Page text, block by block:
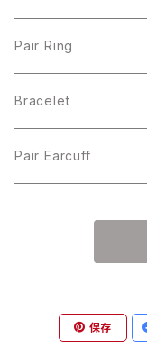
Pair Ring
Bracelet
Pair Earcuff
保存